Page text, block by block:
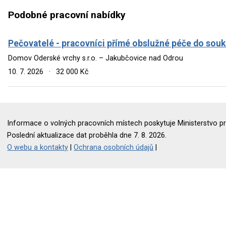
Podobné pracovní nabídky
Pečovatelé - pracovníci přímé obslužné péče do
Domov Oderské vrchy s.r.o. – Jakubčovice nad Odrou
10. 7. 2026
· 32 000 Kč
Informace o volných pracovních místech poskytuje Ministerstvo
Poslední aktualizace dat proběhla dne 7. 8. 2026.
O webu a kontakty |Ochrana osobních údajů